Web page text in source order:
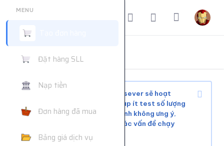
MENU
Đặt hàng SLL
Nạp tiền
Đơn hàng đã mua
Bảng giá dịch vụ
Trang chủ Đặt hàng dịch vụ
Tùy tình trạng mạng xã hội và sever sẽ hoạt
động ổn định hoặc phải chờ, nạp ít test số lượng
nhỏ trước khi mua nhiều để tránh không ưng ý,
web không hỗ trợ giải quyết các vấn đề chạy
chậm hoặc đơn chưa chạy kịp